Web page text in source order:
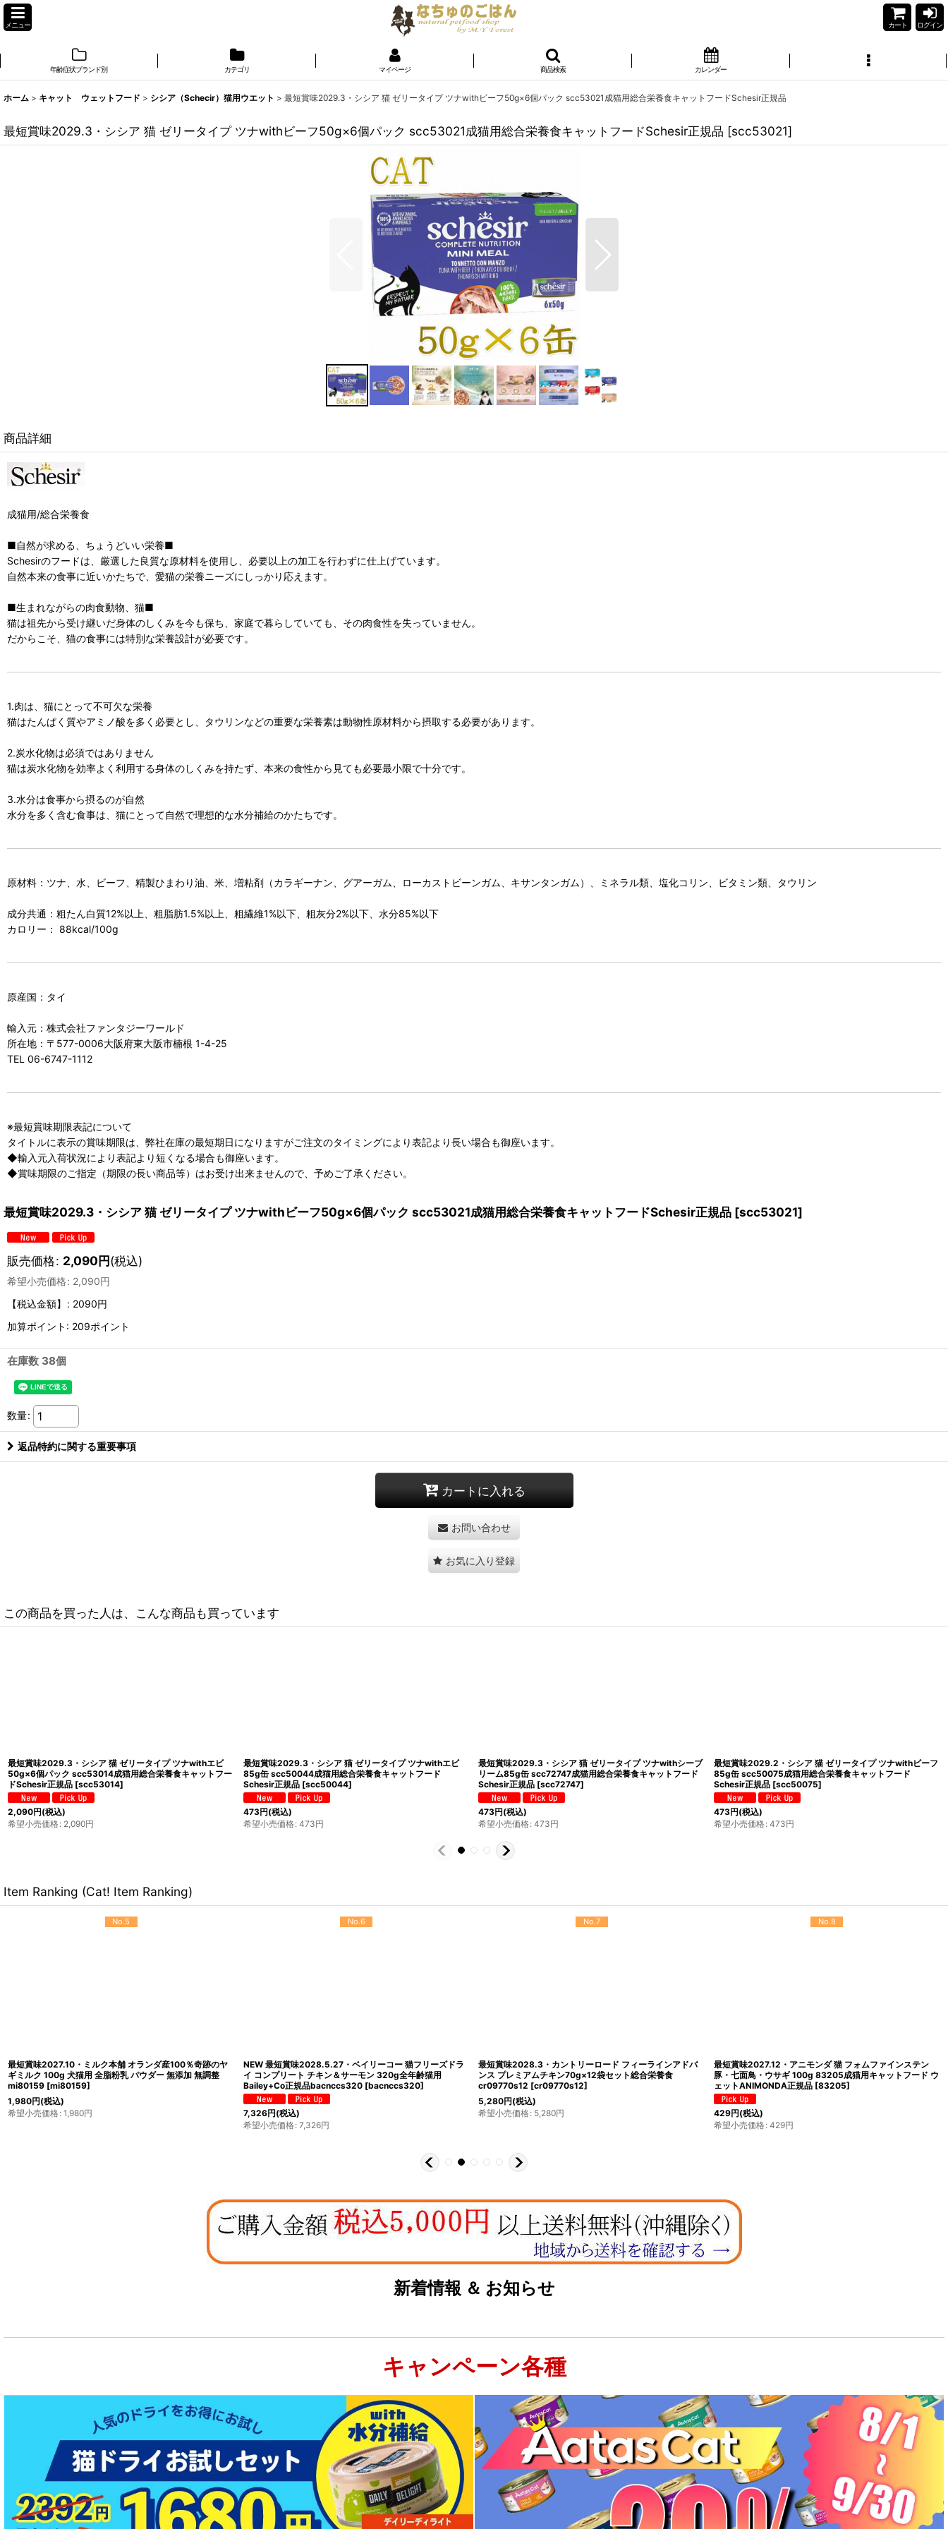
メニュー カート ログイン
年齢症状ブランド別 カテゴリ マイページ 商品検索 カレンダー
ホーム > キャット ウェットフード > シシア（Schecir）猫用ウエット > 最短賞味2029.3・シシア 猫 ゼリータイプ ツナwithビーフ50g×6個パック scc53021成猫用総合栄養食キャットフードSchesir正規品
最短賞味2029.3・シシア 猫 ゼリータイプ ツナwithビーフ50g×6個パック scc53021成猫用総合栄養食キャットフードSchesir正規品 [scc53021]
商品詳細
成猫用/総合栄養食
■自然が求める、ちょうどいい栄養■
Schesirのフードは、厳選した良質な原材料を使用し、必要以上の加工を行わずに仕上げています。
自然本来の食事に近いかたちで、愛猫の栄養ニーズにしっかり応えます。
■生まれながらの肉食動物、猫■
猫は祖先から受け継いだ身体のしくみを今も保ち、家庭で暮らしていても、その肉食性を失っていません。
だからこそ、猫の食事には特別な栄養設計が必要です。
1.肉は、猫にとって不可欠な栄養
猫はたんぱく質やアミノ酸を多く必要とし、タウリンなどの重要な栄養素は動物性原材料から摂取する必要があります。
2.炭水化物は必須ではありません
猫は炭水化物を効率よく利用する身体のしくみを持たず、本来の食性から見ても必要最小限で十分です。
3.水分は食事から摂るのが自然
水分を多く含む食事は、猫にとって自然で理想的な水分補給のかたちです。
原材料：ツナ、水、ビーフ、精製ひまわり油、米、増粘剤（カラギーナン、グアーガム、ローカストビーンガム、キサンタンガム）、ミネラル類、塩化コリン、ビタミン類、タウリン
成分共通：粗たん白質12%以上、粗脂肪1.5%以上、粗繊維1%以下、粗灰分2%以下、水分85%以下
カロリー： 88kcal/100g
原産国：タイ
輸入元：株式会社ファンタジーワールド
所在地：〒577-0006大阪府東大阪市楠根 1-4-25
TEL 06-6747-1112
※最短賞味期限表記について
タイトルに表示の賞味期限は、弊社在庫の最短期日になりますがご注文のタイミングにより表記より長い場合も御座います。
◆輸入元入荷状況により表記より短くなる場合も御座います。
◆賞味期限のご指定（期限の長い商品等）はお受け出来ませんので、予めご了承ください。
最短賞味2029.3・シシア 猫 ゼリータイプ ツナwithビーフ50g×6個パック scc53021成猫用総合栄養食キャットフードSchesir正規品 [scc53021]
販売価格: 2,090円(税込)
希望小売価格: 2,090円
【税込金額】
: 2090円
加算ポイント: 209ポイント
在庫数 38個
数量:
返品特約に関する重要事項
カートに入れる
お問い合わせ
お気に入り登録
この商品を買った人は、こんな商品も買っています
最短賞味2029.3・シシア 猫 ゼリータイプ ツナwithエビ
50g×6個パック scc53014成猫用総合栄養食キャットフー
ドSchesir正規品 [scc53014]
2,090円(税込)
希望小売価格: 2,090円
最短賞味2029.3・シシア 猫 ゼリータイプ ツナwithエビ
85g缶 scc50044成猫用総合栄養食キャットフード
Schesir正規品 [scc50044]
473円(税込)
希望小売価格: 473円
最短賞味2029.3・シシア 猫 ゼリータイプ ツナwithシーブ
リーム85g缶 scc72747成猫用総合栄養食キャットフード
Schesir正規品 [scc72747]
473円(税込)
希望小売価格: 473円
最短賞味2029.2・シシア 猫 ゼリータイプ ツナwithビーフ
85g缶 scc50075成猫用総合栄養食キャットフード
Schesir正規品 [scc50075]
473円(税込)
希望小売価格: 473円
Item Ranking (Cat! Item Ranking)
No.9
最短賞味2027.2・フォルツァ10 猫 Daily Pro アダルトフィ
ッシュ キャット 400g fo14120成猫用キャットフード
FORZA10正規品 [fo14120
1,870円(税込)
No.10
SALE・20％off最短賞味2027.10・アタスキャット デイリ
ーディフェンス ツナ＆チキン フィーカルオードコントロー
ル80g×24個 全年齢猫用一般食ata30457
[ata30457s24]
6,001円(税込)
No.11
最短賞味2027.6・アニモンダ 猫 カーニーオーシャン ホワ
イトツナ・レッドスナッパー80g缶83321全年齢猫用キャ
ットフードANIMONDA正規品
638円(税込)
No.12
最短賞味2028.10・シシア 猫 キャット（ツナ＆マンゴー）
75g缶scc354 成猫用ウェット 一般食 キャットフード ※在
庫限り終売 [scc354]
396円 (税込)
希望小売価格
新着情報 ＆ お知らせ
キャンペーン各種